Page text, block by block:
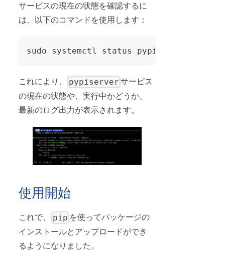
サービスの現在の状態を確認するに
は、以下のコマンドを使用します：
sudo systemctl status
これにより、 pypiserver サービス
の現在の状態や、実行中かどうか、
最新のログ出力が表示されます。
使用開始
これで、 pip を使ってパッケージの
インストールとアップロードができ
るようになりました。